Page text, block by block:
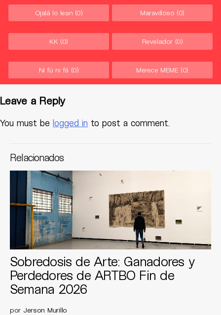
Ojalá lo lean (0) Maravilloso (0)
KK (0) Revelador (0)
Ni fú ni fá (0) Merece MEME (0)
Leave a Reply
You must be logged in to post a comment.
Relacionados
Sobredosis de Arte: Ganadores y
Perdedores de ARTBO Fin de
Semana 2026
por Jerson Murillo